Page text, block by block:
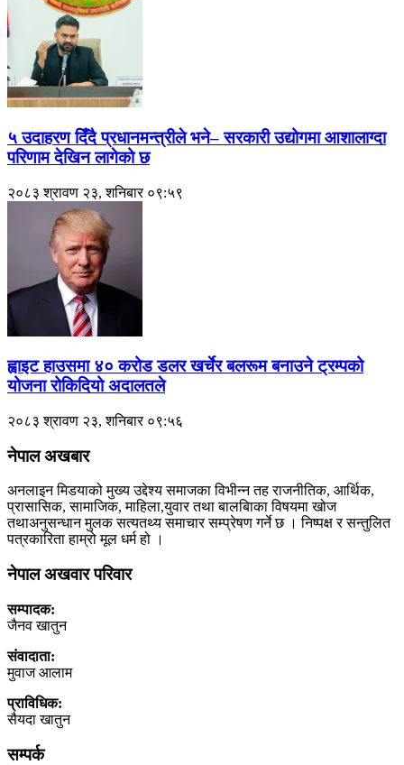
५ उदाहरण दिँदै प्रधानमन्त्रीले भने– सरकारी उद्योगमा आशालाग्दा
परिणाम देखिन लागेको छ
२०८३ श्रावण २३, शनिबार ०९:५९
ह्वाइट हाउसमा ४० करोड डलर खर्चेर बलरूम बनाउने ट्रम्पको
योजना रोकिदियो अदालतले
२०८३ श्रावण २३, शनिबार ०९:५६
नेपाल अखबार
अनलाइन मिडयाको मुख्य उद्देश्य समाजका विभीन्न तह राजनीतिक, आर्थिक,
प्रासासिक, सामाजिक, माहिला,युवार तथा बालबािका विषयमा खोज
तथाअनुसन्धान मुलक सत्यतथ्य समाचार सम्प्रेषण गर्ने छ । निष्पक्ष र सन्तुलित
पत्रकारिता हाम्रो मूल धर्म हो ।
नेपाल अखवार परिवार
सम्पादक:
जैनव खातुन
संवादाता:
मुवाज आलाम
प्राविधिक:
सैयदा खातुन
सम्पर्क